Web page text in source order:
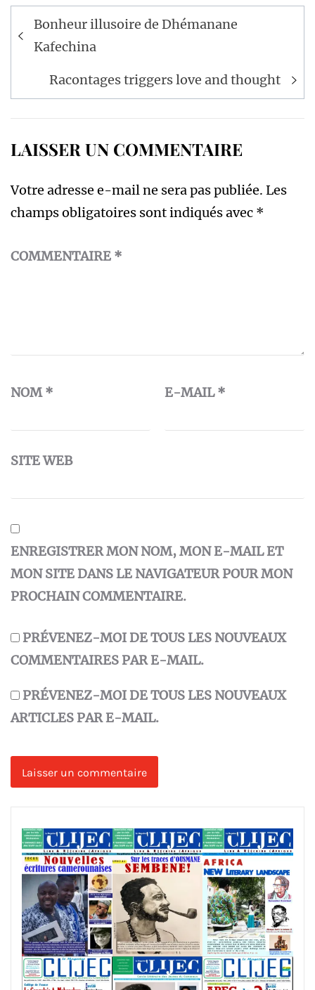
Navigation
de
Bonheur illusoire de Dhémanane
Kafechina
Racontages triggers love and thought
LAISSER UN COMMENTAIRE
Votre adresse e-mail ne sera pas publiée. Les
champs obligatoires sont indiqués avec *
COMMENTAIRE *
NOM* E-MAIL*
SITE WEB
ENREGISTRER MON NOM, MON E-MAIL ET
MON SITE DANS LE NAVIGATEUR POUR MON
PROCHAIN COMMENTAIRE.
PRÉVENEZ-MOI DE TOUS LES NOUVEAUX
COMMENTAIRES PAR E-MAIL.
PRÉVENEZ-MOI DE TOUS LES NOUVEAUX
ARTICLES PAR E-MAIL.